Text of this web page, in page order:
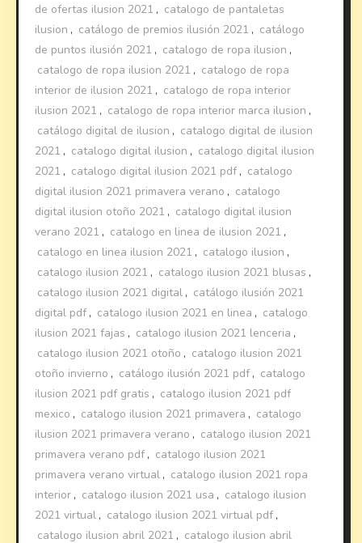
de ofertas ilusion 2021 , catalogo de pantaletas
ilusion , catálogo de premios ilusión 2021 , catálogo
de puntos ilusión 2021 , catalogo de ropa ilusion ,
catalogo de ropa ilusion 2021 , catalogo de ropa
interior de ilusion 2021 , catalogo de ropa interior
ilusion 2021 , catalogo de ropa interior marca ilusion ,
catálogo digital de ilusion , catalogo digital de ilusion
2021 , catalogo digital ilusion , catalogo digital ilusion
2021 , catalogo digital ilusion 2021 pdf , catalogo
digital ilusion 2021 primavera verano , catalogo
digital ilusion otoño 2021 , catalogo digital ilusion
verano 2021 , catalogo en linea de ilusion 2021 ,
catalogo en linea ilusion 2021 , catalogo ilusion ,
catalogo ilusion 2021 , catalogo ilusion 2021 blusas ,
catalogo ilusion 2021 digital , catálogo ilusión 2021
digital pdf , catalogo ilusion 2021 en linea , catalogo
ilusion 2021 fajas , catalogo ilusion 2021 lenceria ,
catalogo ilusion 2021 otoño , catalogo ilusion 2021
otoño invierno , catálogo ilusión 2021 pdf , catalogo
ilusion 2021 pdf gratis , catalogo ilusion 2021 pdf
mexico , catalogo ilusion 2021 primavera , catalogo
ilusion 2021 primavera verano , catalogo ilusion 2021
primavera verano pdf , catalogo ilusion 2021
primavera verano virtual , catalogo ilusion 2021 ropa
interior , catalogo ilusion 2021 usa , catalogo ilusion
2021 virtual , catalogo ilusion 2021 virtual pdf ,
catalogo ilusion abril 2021 , catalogo ilusion abril